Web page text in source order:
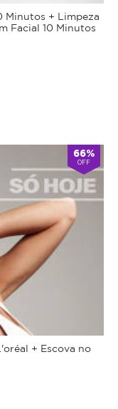
Minutos + Limpeza
Facial 10 Minutos
66%
OFF
+ Escova no